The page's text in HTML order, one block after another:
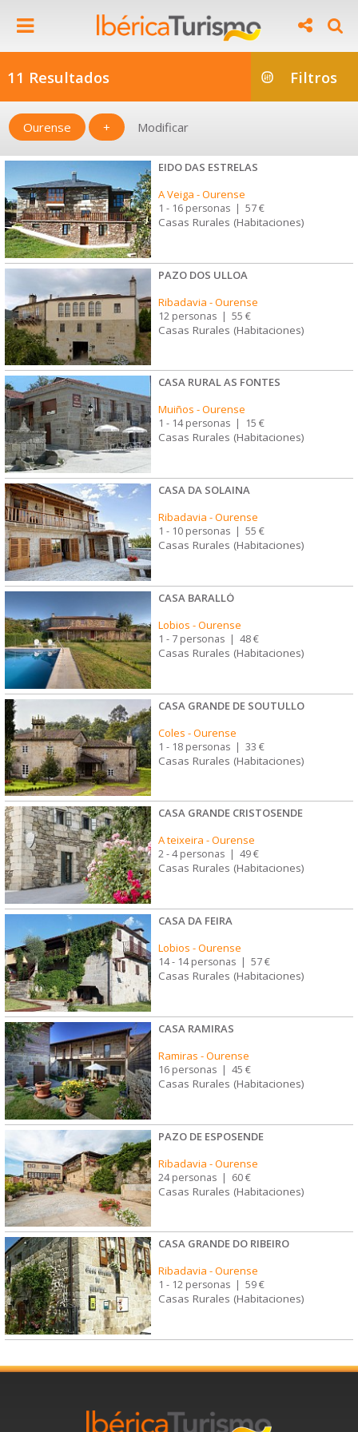
11 Resultados Filtros
Ourense + Modificar
EIDO DAS ESTRELAS
A Veiga -Ourense
1 - 16 personas | 57 €
Casas Rurales (Habitaciones)
PAZO DOS ULLOA
Ribadavia -Ourense
12 personas | 55 €
Casas Rurales (Habitaciones)
CASA RURAL AS FONTES
Muiños -Ourense
1 - 14 personas 15 €
Casas Rurales (Habitaciones)
CASA DA SOLAINA
Ribadavia -Ourense
1 - 10 personas | 55 €
Casas Rurales (Habitaciones)
CASA BARALLÓ
Lobios -Ourense
1 - 7 personas | 48 €
Casas Rurales (Habitaciones)
CASA GRANDE DE SOUTULLO
Coles -Ourense
1 - 18 personas | 33 €
Casas Rurales (Habitaciones)
CASA GRANDE CRISTOSENDE
A teixeira -Ourense
2 - 4 personas | 49 €
Casas Rurales (Habitaciones)
CASA DA FEIRA
Lobios -Ourense
14 - 14 personas | 57 €
Casas Rurales (Habitaciones)
CASA RAMIRAS
Ramiras -Ourense
16 personas | 45 €
Casas Rurales (Habitaciones)
PAZO DE ESPOSENDE
Ribadavia -Ourense
24 personas | 60 €
Casas Rurales (Habitaciones)
CASA GRANDE DO RIBEIRO
Ribadavia -Ourense
1 - 12 personas | 59 €
Casas Rurales (Habitaciones)